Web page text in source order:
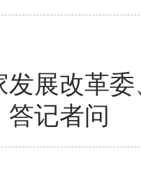
展改革
记者问